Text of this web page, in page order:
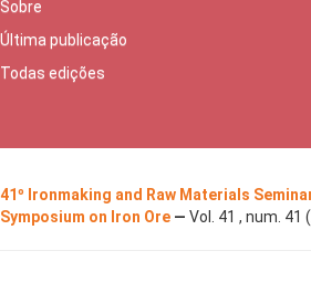
Sobre
Última publicação
Todas edições
41º Ironmaking and Raw Materials
Symposium on Iron Ore — Vol. 41 , num. 41